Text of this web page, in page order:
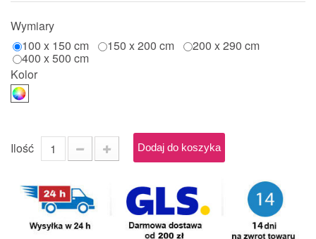
Wymiary
100 x 150 cm
150 x 200 cm 200 x 290 cm
400 x 500 cm
Kolor
Ilość Dodaj do koszyka